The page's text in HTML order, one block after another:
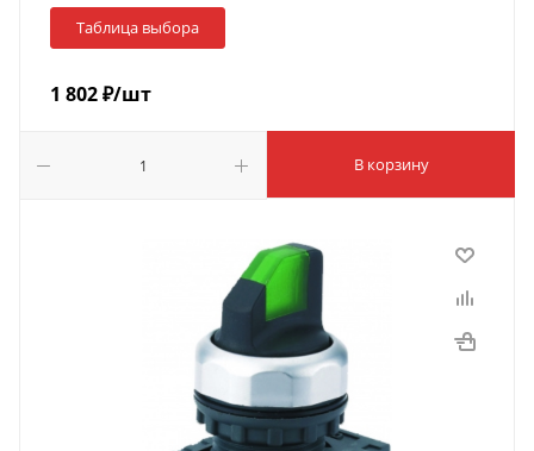
Таблица выбора
1 802₽/шт
В корзину